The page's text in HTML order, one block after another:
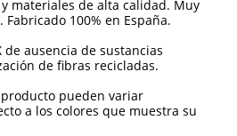
materiales de alta calidad. Muy
100% en España.
de ausencia de sustancias
de fibras recicladas.
pueden variar
a los colores que muestra su